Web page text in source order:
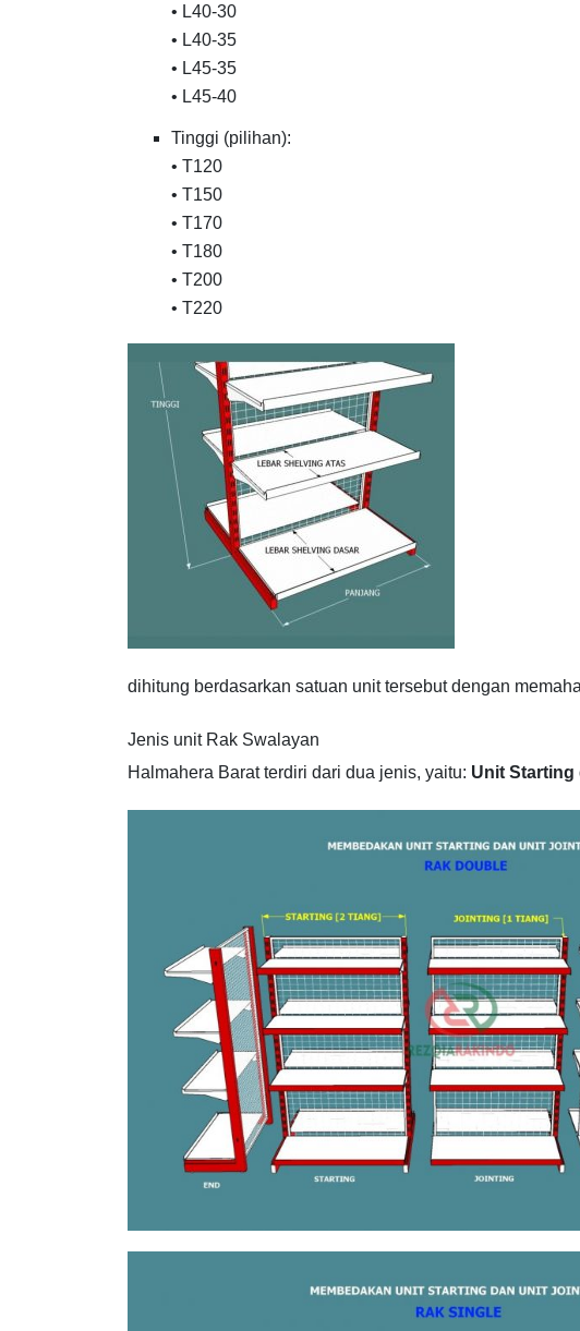
• L40-30
• L40-35
• L45-35
• L45-40
Tinggi (pilihan):
• T120
• T150
• T170
• T180
• T200
• T220
dihitung berdasarkan satuan unit tersebut dengan
Jenis unit Rak Swalayan
Halmahera Barat terdiri dari dua jenis, yaitu: Unit Starting